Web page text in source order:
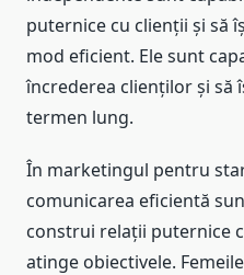
puternice cu clienții și să
mod eficient. Ele sunt
încrederea clienților și să
termen lung.
În marketingul pentru
comunicarea eficientă
construi relații puternice
atinge obiectivele.